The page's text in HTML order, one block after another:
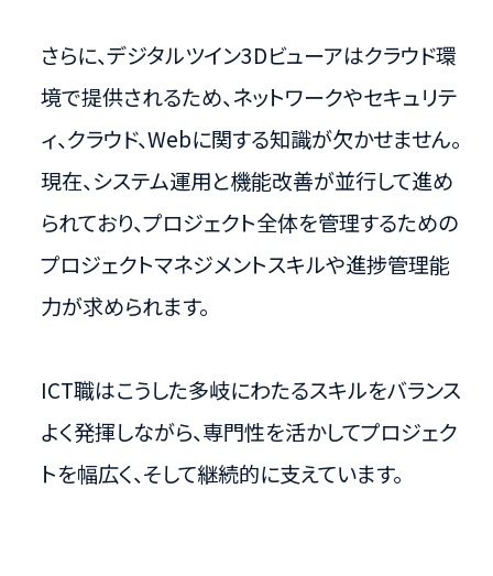
さらに、デジタルツイン3Dビューアはクラウド環
境で提供されるため、ネットワークやセキュリテ
ィ、クラウド、Webに関する知識が欠かせません。
現在、システム運用と機能改善が並行して進め
られており、プロジェクト全体を管理するための
プロジェクトマネジメントスキルや進捗管理能
力が求められます。
ICT職はこうした多岐にわたるスキルをバランス
よく発揮しながら、専門性を活かしてプロジェク
トを幅広く、そして継続的に支えています。